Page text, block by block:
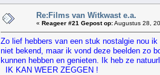
Re:Films van Witkwast e.a.
« Reageer #21 Gepost op:Augustus 28,
Zo lief hebbers van een stuk nostalgie nou
niet bekend, maar ik vond deze beelden zo
kunnen hebben en genieten. Ik heb ze
IK KAN WEER ZEGGEN !